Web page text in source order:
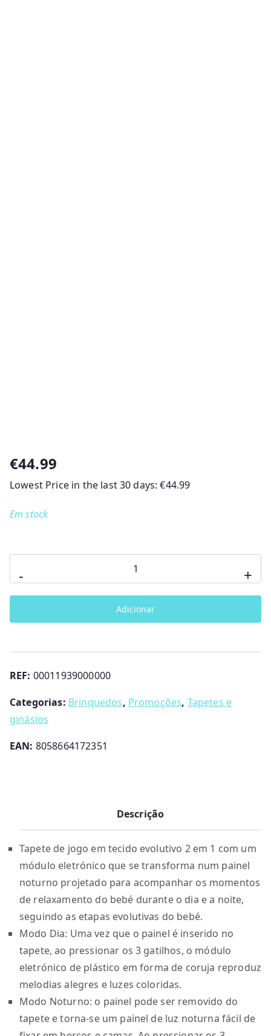
€44.99
Lowest Price in the last 30 days:€44.99
Em stock
-
de
Tapete
Chicco
+
Adicionar
REF: 00011939000000
Categorias: Brinquedos, Promoções, Tapetes e
ginásios
EAN: 8058664172351
Descrição
Tapete de jogo em tecido evolutivo 2 em 1 com um
módulo eletrónico que se transforma num painel
noturno projetado para acompanhar os momentos
de relaxamento do bebé durante o dia e a noite,
seguindo as etapas evolutivas do bebé.
Modo Dia: Uma vez que o painel é inserido no
tapete, ao pressionar os 3 gatilhos, o módulo
eletrónico de plástico em forma de coruja reproduz
melodias alegres e luzes coloridas.
Modo Noturno: o painel pode ser removido do
tapete e torna-se um painel de luz noturna fácil de